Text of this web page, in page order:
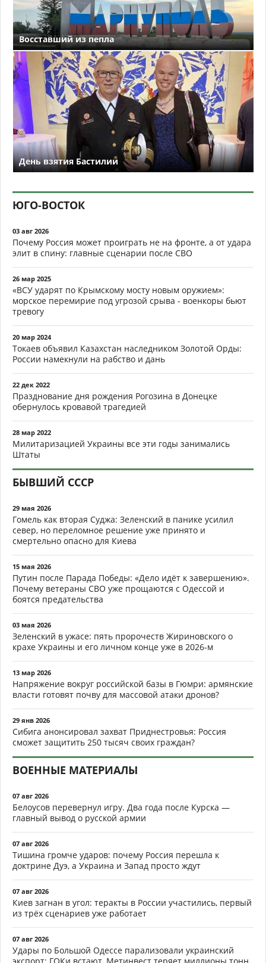
Восставший из пепла
День взятия Бастилии
ЮГО-ВОСТОК
03 авг 2026
Почему Россия может проиграть не на фронте, а от удара
элит в спину: главные сценарии после СВО
26 мар 2025
«ВСУ ударят по Крымскому мосту новым оружием»:
морское перемирие под угрозой срыва - военкоры бьют
тревогу
20 мар 2024
Токаев объявил Казахстан наследником Золотой Орды:
России намекнули на рабство и дань
22 дек 2022
Празднование дня рождения Рогозина в Донецке
обернулось кровавой трагедией
28 мар 2022
Милитаризацией Украины все эти годы занимались
Штаты
БЫВШИЙ СССР
29 мая 2026
Гомель как вторая Суджа: Зеленский в панике усилил
север, но переломное решение уже принято и
смертельно опасно для Киева
15 мая 2026
Путин после Парада Победы: «Дело идёт к завершению».
Почему ветераны СВО уже прощаются с Одессой и
боятся предательства
03 мая 2026
Зеленский в ужасе: пять пророчеств Жириновского о
крахе Украины и его личном конце уже в 2026-м
13 мар 2026
Напряжение вокруг российской базы в Гюмри: армянские
власти готовят почву для массовой атаки дронов?
29 янв 2026
Сибига анонсировал захват Приднестровья: Россия
сможет защитить 250 тысяч своих граждан?
ВОЕННЫЕ МАТЕРИАЛЫ
07 авг 2026
Белоусов перевернул игру. Два года после Курска —
главный вывод о русской армии
07 авг 2026
Тишина громче ударов: почему Россия перешла к
доктрине Дуэ, а Украина и Запад просто ждут
07 авг 2026
Киев загнан в угол: теракты в России участились, первый
из трёх сценариев уже работает
07 авг 2026
Удары по Большой Одессе парализовали украинский
экспорт: ГОКи встают, Метинвест теряет миллионы тонн,